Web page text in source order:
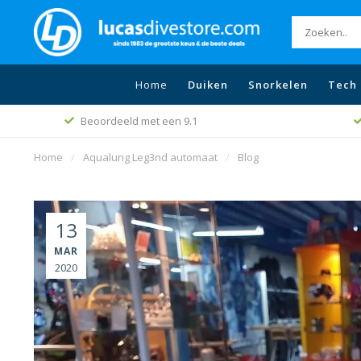
Home Duiken Snorkelen Tech
Beste prijs beleid
Home / Aqualung Leg3nd automaat / Blog
13
MAR
2020